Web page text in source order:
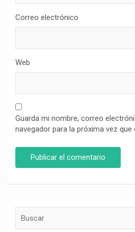
Correo electrónico
Web
Guarda mi nombre, correo
navegador para la próxima vez que